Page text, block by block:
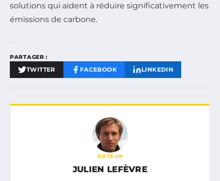
solutions qui aident à réduire significativement les
émissions de carbone.
PARTAGER :
TWITTER FACEBOOK LINKEDIN
AUTEUR
JULIEN LEFÈVRE